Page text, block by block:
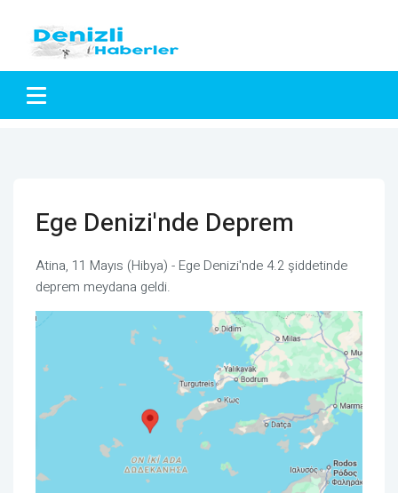
Ege Denizi'nde Deprem
Atina, 11 Mayıs (Hibya) - Ege Denizi'nde 4.2 şiddetinde
deprem meydana geldi.